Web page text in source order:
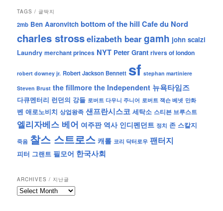
TAGS / 글딱지
2mb Ben Aaronvitch bottom of the hill Cafe du Nord
charles strosselizabeth beargamh john scalzi
Laundry merchant princes NYT Peter Grant rivers of london
robert downey jr. Robert Jackson Bennett sf stephan martiniere
Steven Brust the fillmore the Independent 뉴욕타임즈
다큐멘터리 런던의 강들 로버트 다우니 주니어 로버트 잭슨 베넷 만화
벤 애로노비치 상업왕족 샌프란시스코 세탁소 스티븐 브루스트
엘리자베스 베어 여주판 역사 인디펜던트 정치 존 스칼지
죽음 찰스 스트로스 캐롤 코리 닥터로우 팬터지
피터 그랜트 필모어 한국사회
ARCHIVES / 지난글
archives